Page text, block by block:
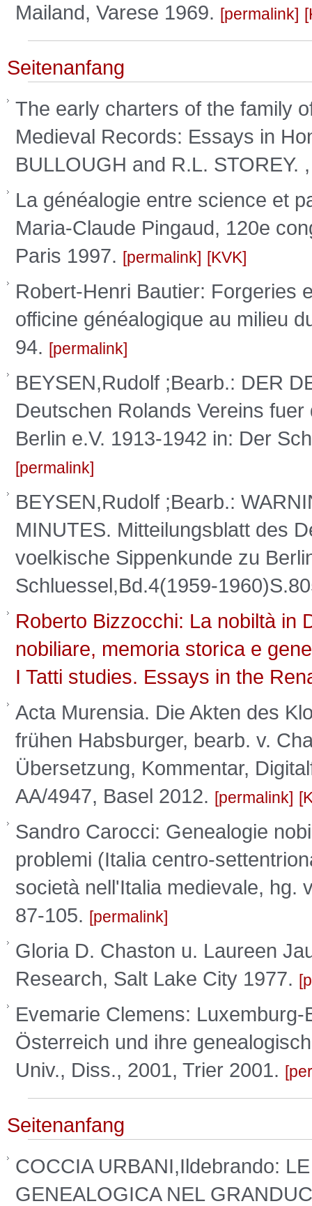
Mailand, Varese 1969. permalink
Seitenanfang
The early charters of the family
Medieval Records: Essays in
BULLOUGH and R.L.
La généalogie entre science et
Maria-Claude Pingaud, 120e
Paris 1997.
permalink KVK
Robert-Henri Bautier: Forgeries
officine généalogique au milieu
94.
permalink
BEYSEN,Rudolf ;Bearb.: DER
Deutschen Rolands Vereins
Berlin e.V. 1913-1942 in: Der
permalink
BEYSEN,Rudolf ;Bearb.:
MINUTES. Mitteilungsblatt des
voelkische Sippenkunde zu
Schluessel,Bd.4(1959-
Roberto Bizzocchi: La nobiltà in
nobiliare, memoria storica e
I Tatti studies. Essays in the
Acta Murensia. Die Akten des
frühen Habsburger, bearb. v.
Übersetzung, Kommentar,
AA/4947, Basel 2012.
permalink
Sandro Carocci: Genealogie
problemi (Italia centro-
società nell'Italia medievale, hg.
87-105.
permalink
Gloria D. Chaston u. Laureen
Research, Salt Lake City 1977.
Evemarie Clemens:
Österreich und ihre
Univ., Diss., 2001, Trier 2001.
Seitenanfang
COCCIA URBANI,Ildebrando:
GENEALOGICA NEL